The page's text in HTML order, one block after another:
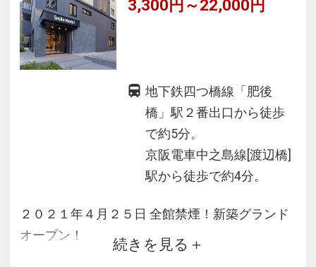
3,300円～22,000円
地下鉄四つ橋線「肥後
橋」駅２番出口から徒歩
で約5分。
京阪電車中之島線[渡辺橋]
駅から徒歩で約4分。
２０２１年４月２５日 全館禁煙！新築グランド
オープン！
大阪の中心、大阪駅まで地下鉄で１駅の好立
続きを見る